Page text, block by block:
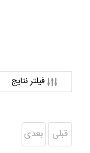
فیلتر نتایج
قبلی بعدی